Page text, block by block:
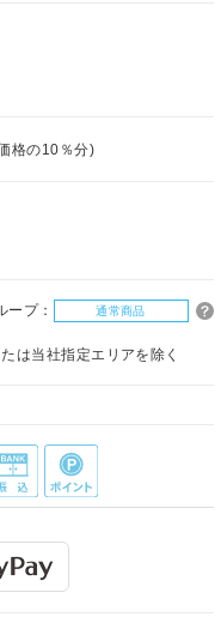
格の10％分)
ープ： 通常商品
は当社指定エリアを除く